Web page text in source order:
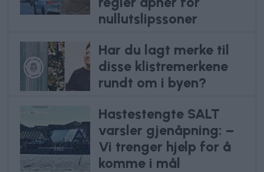
nullutslipssoner
Har du lagt merke til
disse klistremerkene
rundt om i byen?
Hastestengte SALT
varsler gjenåpning: –
Vi trenger hjelp for å
komme i mål